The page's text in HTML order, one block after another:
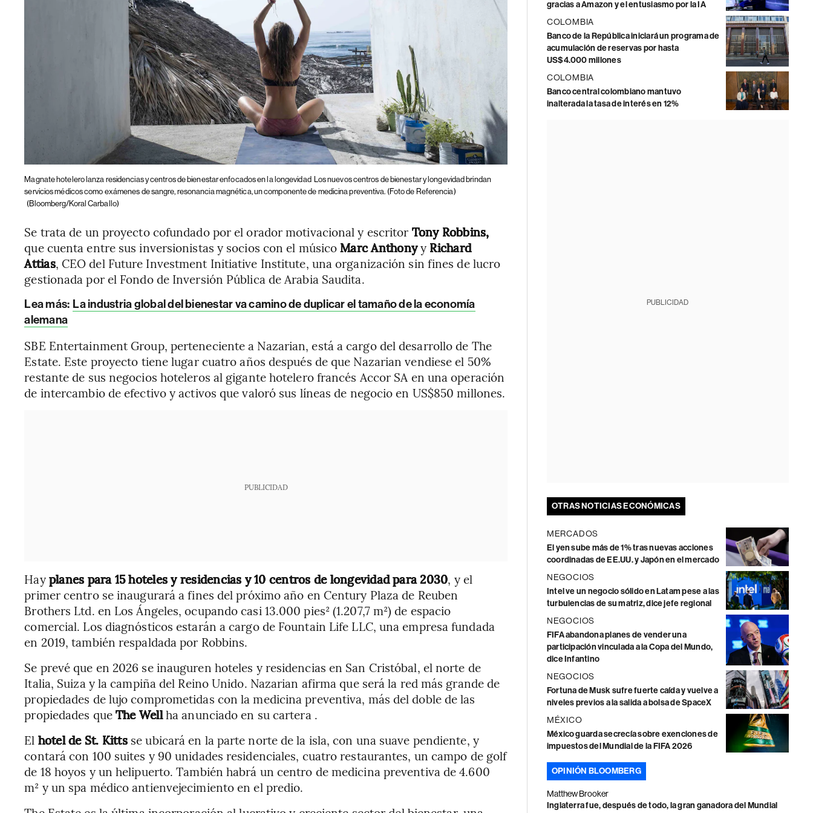
Magnate hotelero lanza residencias y centros de bienestar enfocados en la longevidad
Los nuevos centros de bienestar y longevidad brindan
servicios médicos como exámenes de sangre, resonancia magnética, un componente de medicina preventiva. (Foto de Referencia)
(Bloomberg/Koral Carballo)
Se trata de un proyecto cofundado por el orador motivacional y escritor Tony Robbins,
que cuenta entre sus inversionistas y socios con el músicoMarc Anthonyy Richard
Attias, CEO del Future Investment Initiative Institute, una organización sin fines de lucro
gestionada por el Fondo de Inversión Pública de Arabia Saudita.
Lea más: La industria global del bienestar va camino de duplicar el tamaño de la economía
alemana
SBE Entertainment Group, perteneciente a Nazarian, está a cargo del desarrollo de The
Estate. Este proyecto tiene lugar cuatro años después de que Nazarian vendiese el 50%
restante de sus negocios hoteleros al gigante hotelero francés Accor SA en una operación
de intercambio de efectivo y activos que valoró sus líneas de negocio en US$850 millones.
PUBLICIDAD
Hayplanes para 15 hoteles y residencias y 10 centros de longevidad para 2030, y el
primer centro se inaugurará a fines del próximo año en Century Plaza de Reuben
Brothers Ltd. en Los Ángeles, ocupando casi 13.000 pies² (1.207,7 m²) de espacio
comercial. Los diagnósticos estarán a cargo de Fountain Life LLC, una empresa fundada
en 2019, también respaldada por Robbins.
Se prevé que en 2026 se inauguren hoteles y residencias en San Cristóbal, el norte de
Italia, Suiza y la campiña del Reino Unido. Nazarian afirma que será la red más grande de
propiedades de lujo comprometidas con la medicina preventiva, más del doble de las
propiedades queThe Wellha anunciado en su cartera .
El hotel de St. Kitts se ubicará en la parte norte de la isla, con una suave pendiente, y
contará con 100 suites y 90 unidades residenciales, cuatro restaurantes, un campo de golf
de 18 hoyos y un helipuerto. También habrá un centro de medicina preventiva de 4.600
m² y un spa médico antienvejecimiento en el predio.
gracias a Amazon y el entusiasmo por la IA
COLOMBIA
Banco de la República iniciará un programa de
acumulación de reservas por hasta
US$4.000 millones
COLOMBIA
Banco central colombiano mantuvo
inalterada la tasa de interés en 12%
PUBLICIDAD
OTRAS NOTICIAS ECONÓMICAS
MERCADOS
El yen sube más de 1% tras nuevas acciones
coordinadas de EE.UU. y Japón en el mercado
NEGOCIOS
Intel ve un negocio sólido en Latam pese a las
turbulencias de su matriz, dice jefe regional
NEGOCIOS
FIFA abandona planes de vender una
participación vinculada a la Copa del Mundo,
dice Infantino
NEGOCIOS
Fortuna de Musk sufre fuerte caída y vuelve a
niveles previos a la salida a bolsa de SpaceX
MÉXICO
México guarda secrecía sobre exenciones de
impuestos del Mundial de la FIFA 2026
OPINIÓN BLOOMBERG
Matthew Brooker
Inglaterra fue, después de todo, la gran ganadora del Mundial